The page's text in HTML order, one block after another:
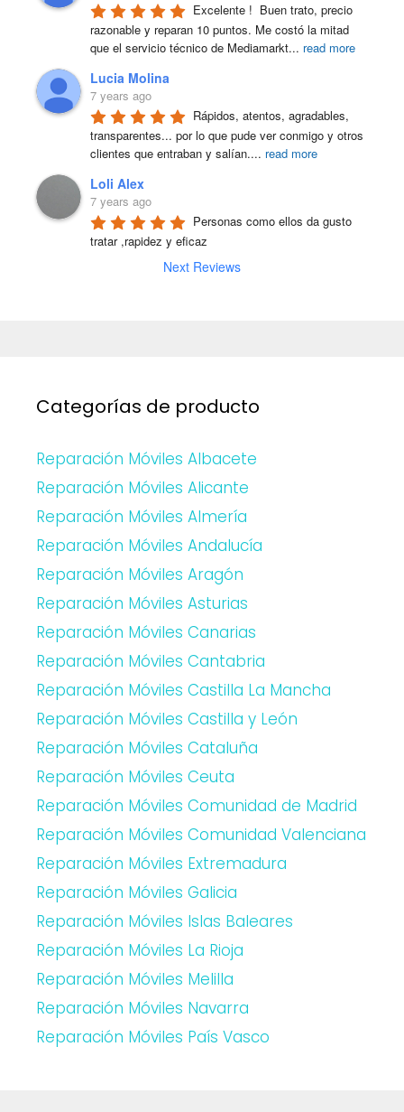
Excelente !  Buen trato, precio
razonable y reparan 10 puntos. Me costó la mitad
que el servicio técnico de Mediamarkt... read more
Lucia Molina
7 years ago
Rápidos, atentos, agradables,
transparentes... por lo que pude ver conmigo y otros
clientes que entraban y salían.... read more
Loli Alex
7 years ago
Personas como ellos da gusto
tratar ,rapidez y eficaz
Next Reviews
Categorías de producto
Reparación Móviles Albacete
Reparación Móviles Alicante
Reparación Móviles Almería
Reparación Móviles Andalucía
Reparación Móviles Aragón
Reparación Móviles Asturias
Reparación Móviles Canarias
Reparación Móviles Cantabria
Reparación Móviles Castilla La Mancha
Reparación Móviles Castilla y León
Reparación Móviles Cataluña
Reparación Móviles Ceuta
Reparación Móviles Comunidad de Madrid
Reparación Móviles Comunidad Valenciana
Reparación Móviles Extremadura
Reparación Móviles Galicia
Reparación Móviles Islas Baleares
Reparación Móviles La Rioja
Reparación Móviles Melilla
Reparación Móviles Navarra
Reparación Móviles País Vasco